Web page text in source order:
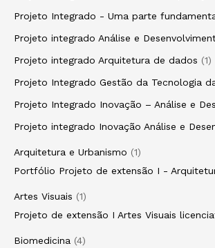
Projeto Integrado - Uma parte
Projeto integrado Análise e
Projeto integrado Arquitetura de dados
1
Projeto Integrado Gestão da Tecnologia
Projeto Integrado Inovação – Análise e
Projeto integrado Inovação Análise e
Arquitetura e Urbanismo
1
Portfólio Projeto de extensão I -
Artes Visuais
1
Projeto de extensão I Artes Visuais
Biomedicina
4